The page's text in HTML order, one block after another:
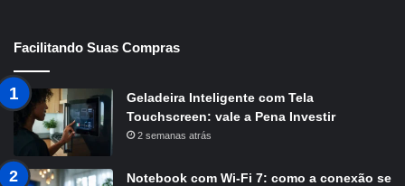
Facilitando Suas Compras
Geladeira Inteligente com Tela
Touchscreen: vale a Pena Investir
2 semanas atrás
Notebook com Wi-Fi 7: como a conexão se